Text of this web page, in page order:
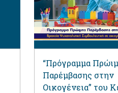
“Πρόγραμμα
Παρέμβασης στην
Οικογένεια” του